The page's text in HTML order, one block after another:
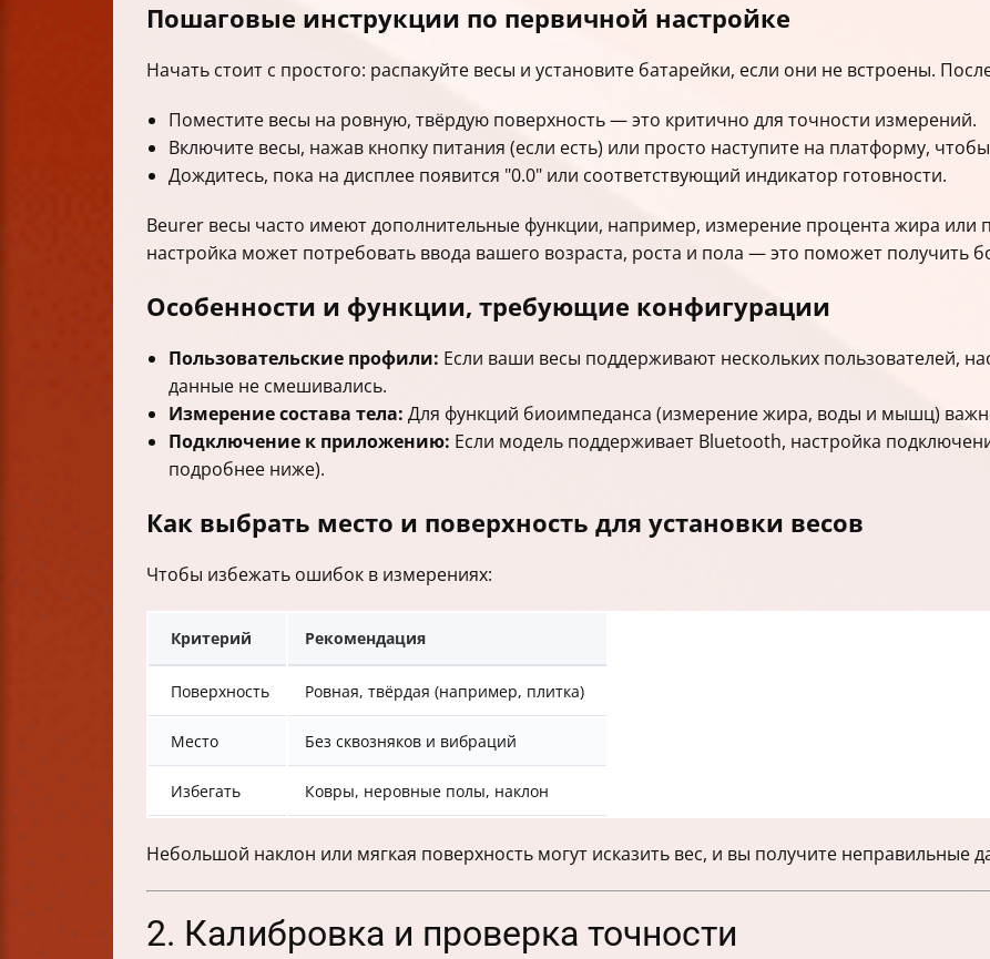
Пошаговые инструкции по первичной настройке
Начать стоит с простого: распакуйте весы и установите батарейки, если они не встроены.
Поместите весы на ровную, твёрдую поверхность — это критично для точности измерений.
Включите весы, нажав кнопку питания (если есть) или просто наступите на платформу,
Дождитесь, пока на дисплее появится "0.0" или соответствующий индикатор готовности.
Beurer весы часто имеют дополнительные функции, например, измерение процента жира
настройка может потребовать ввода вашего возраста, роста и пола — это поможет получить
Особенности и функции, требующие конфигурации
Пользовательские профили: Если ваши весы поддерживают нескольких пользователей,
данные не смешивались.
Измерение состава тела: Для функций биоимпеданса (измерение жира, воды и мышц)
Подключение к приложению: Если модель поддерживает Bluetooth, настройка
подробнее ниже).
Как выбрать место и поверхность для установки весов
Чтобы избежать ошибок в измерениях:
Критерий Рекомендация
Поверхность Ровная, твёрдая (например, плитка)
Место Без сквозняков и вибраций
Избегать Ковры, неровные полы, наклон
Небольшой наклон или мягкая поверхность могут исказить вес, и вы получите неправильные
2. Калибровка и проверка точности